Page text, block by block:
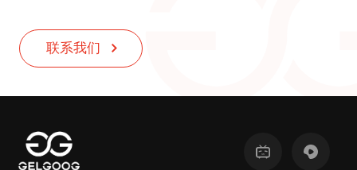
联系我们